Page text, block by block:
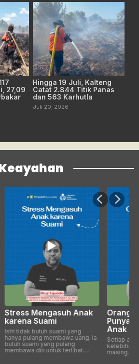
27,09
Hingga 19 Juli, Kalteng
Catat 2.844 Titik Panas
dan 563 Karhutla
Juli 20, 2026
uang. Ia
Orang Tua Tidak Perlu
Punya Harapan pada
Anak
Setiap anak lahir dengan
kelebihan dan jalannya masing-
masing.…